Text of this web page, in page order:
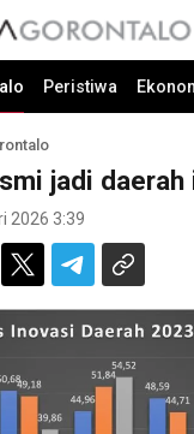
Peristiwa
jadi
2026 3:39